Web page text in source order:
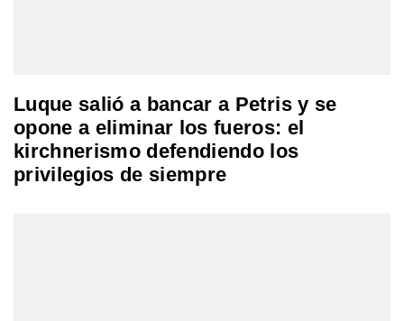
Luque salió a bancar a Petris y se
opone a eliminar los fueros: el
kirchnerismo defendiendo los
privilegios de siempre